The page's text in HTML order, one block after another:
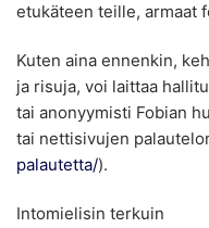
etukäteen teille, armaat
Kuten aina ennenkin,
ja risuja, voi laittaa
tai anonyymisti Fobian
tai nettisivujen
palautetta/).
Intomielisin terkuin